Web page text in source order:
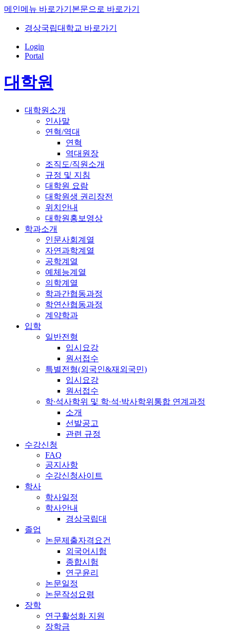
메인메뉴 바로가기 본문으로 바로가기
경상국립대학교 바로가기
Login
Portal
대학원
대학원소개
인사말
연혁/역대
연혁
역대원장
조직도/직원소개
규정 및 지침
대학원 요람
대학원생 권리장전
위치안내
대학원홍보영상
학과소개
인문사회계열
자연과학계열
공학계열
예체능계열
의학계열
학과간협동과정
학연산협동과정
계약학과
입학
일반전형
입시요강
원서접수
특별전형(외국인&재외국민)
입시요강
원서접수
학·석사학위 및 학·석·박사학위통합 연계과정
소개
선발공고
관련 규정
수강신청
FAQ
공지사항
수강신청사이트
학사
학사일정
학사안내
경상국립대
졸업
논문제출자격요건
외국어시험
종합시험
연구윤리
논문일정
논문작성요령
장학
연구활성화 지원
장학금